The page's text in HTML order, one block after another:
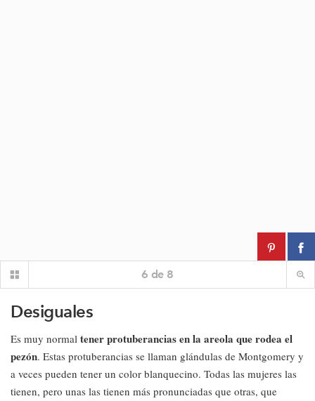
6 de 8
Desiguales
Es muy normal tener protuberancias en la areola que rodea el
pezón. Estas protuberancias se llaman glándulas de Montgomery y
a veces pueden tener un color blanquecino. Todas las mujeres las
tienen, pero unas las tienen más pronunciadas que otras, que